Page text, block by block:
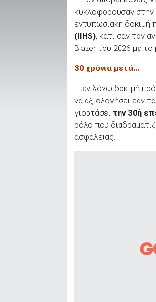
ΑΝΑΖΗΤΗΣΗ
Μεταχειρισμένα
κυκλοφορούσαν στην
εντυπωσιακή δοκιμή
(IIHS), κάτι σαν τον
Blazer του 2026 με το
30 χρόνια μετά…
Η εν λόγω δοκιμή
να αξιολογήσει εάν
γιορτάσει την 30ή
ρόλο που
ασφάλειας.